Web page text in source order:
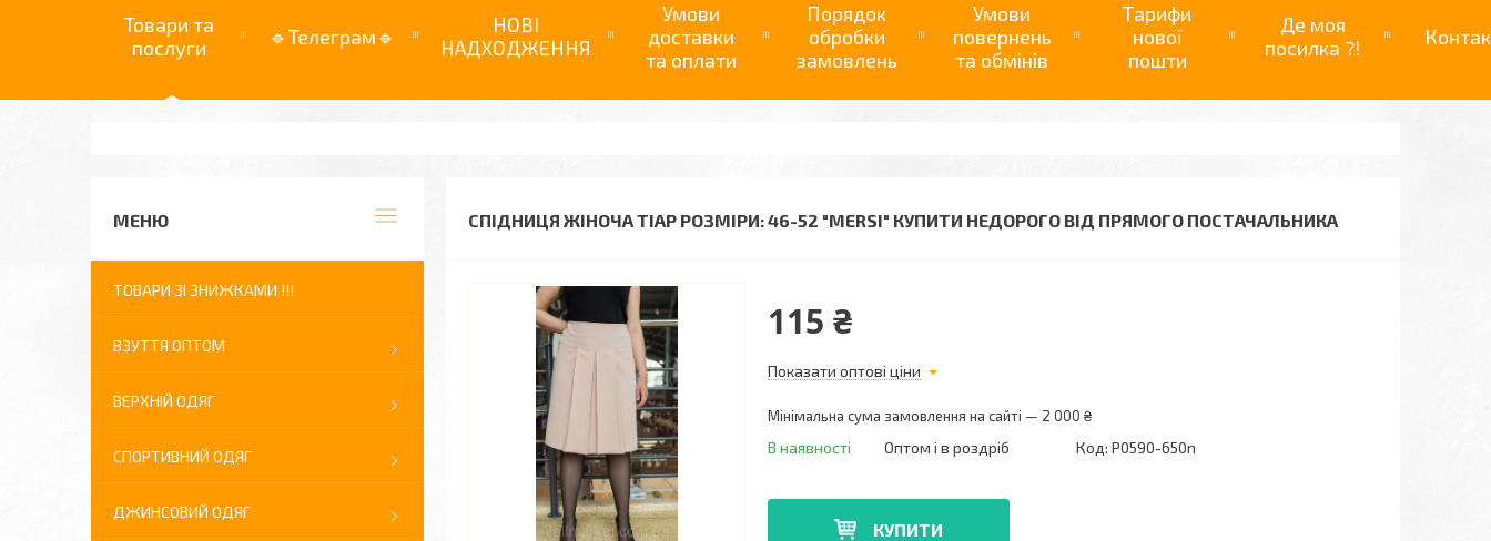
Товари та
послуги
🔹Телеграм🔹
НОВІ
НАДХОДЖЕННЯ
Умови
доставки
та оплати
Порядок
обробки
замовлень
Умови
повернень
та обмінів
Тарифи
нової
пошти
Де моя
посилка ?!
СПІДНИЦЯ ЖІНОЧА ТІАР РОЗМІРИ: 46-52 "MERSI" КУПИТИ НЕДОРОГО ВІД ПРЯМОГО ПОСТАЧАЛЬНИКА
115 ₴
Показати оптові ціни
Мінімальна сума замовлення на сайті — 2 000 ₴
В наявності Оптом і в роздріб Код: P0590-650n
КУПИТИ
ТОВАРИ ЗІ ЗНИЖКАМИ !!!
ВЗУТТЯ ОПТОМ
ВЕРХНІЙ ОДЯГ
СПОРТИВНИЙ ОДЯГ
ДЖИНСОВИЙ ОДЯГ